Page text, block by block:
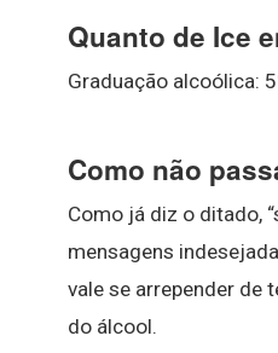
Quanto de Ice
Graduação alcoólica:
Como não
Como já diz o ditado,
mensagens
vale se arrepender de
do álcool.